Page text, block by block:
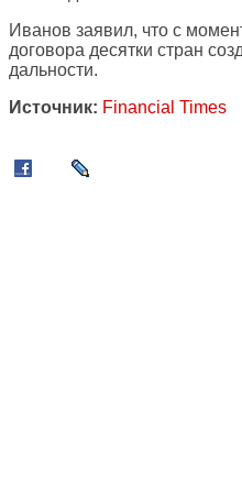
Иванов заявил, что с
договора десятки стран
дальности.
Источник: Financial Times